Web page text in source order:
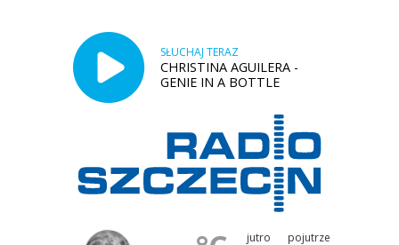
SŁUCHAJ TERAZ
CHRISTINA AGUILERA -
GENIE IN A BOTTLE
jutro pojutrze